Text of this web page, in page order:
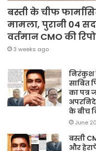
बस्ती के चीफ
मामला, पुरानी 04
वर्तमान CMO की
3 weeks ago
निरंकुश
साबित
का पत्र
के बीच
June
बस्ती
और